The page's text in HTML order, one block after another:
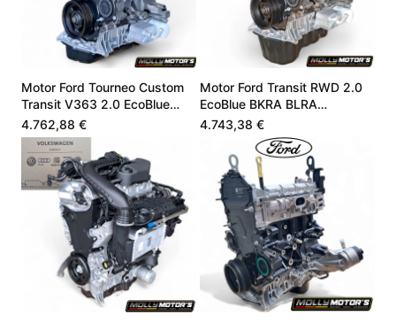
Motor Ford Tourneo Custom
Transit V363 2.0 EcoBlue
KK2Q6006ED
4.762,88 €
Motor Ford Transit RWD 2.0
EcoBlue BKRA BLRA
KK3Q6006HC
4.743,38 €